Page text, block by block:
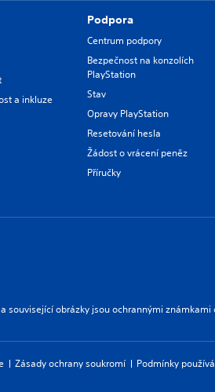
a inkluze
Podpora
Centrum podpory
Bezpečnost na konzolích
PlayStation
Stav
Opravy PlayStation
Resetování hesla
Žádost o vrácení peněz
Příručky
obrázky jsou ochrannými
Zásady ochrany soukromí Podmínky